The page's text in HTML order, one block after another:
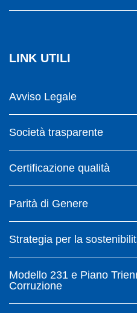
LINK UTILI
Avviso Legale
Società trasparente
Certificazione qualità
Parità di Genere
Strategia per la
Modello 231 e Piano
Corruzione